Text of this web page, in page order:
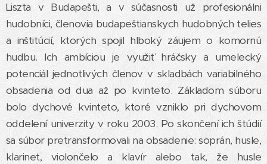
Liszta v Budapešti, a v súčasnosti už profesionálni
hudobníci, členovia budapeštianskych hudobných telies
a inštitúcií, ktorých spojil hlboký záujem o komornú
hudbu. Ich ambíciou je využiť hráčsky a umelecký
potenciál jednotlivých členov v skladbách variabilného
obsadenia od dua až po kvinteto. Základom súboru
bolo dychové kvinteto, ktoré vzniklo pri dychovom
oddelení univerzity v roku 2003. Po skončení ich štúdií
sa súbor pretransformovali na obsadenie: soprán, husle,
klarinet, violončelo a klavír alebo tak, že husle